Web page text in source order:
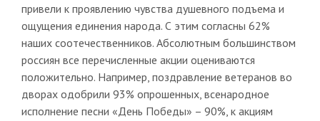
привели к проявлению чувства душевного подъема и
ощущения единения народа. С этим согласны 62%
наших соотечественников. Абсолютным большинством
россиян все перечисленные акции оцениваются
положительно. Например, поздравление ветеранов во
дворах одобрили 93% опрошенных, всенародное
исполнение песни «День Победы» – 90%, к акциям